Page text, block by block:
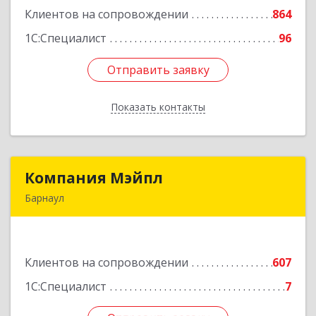
Клиентов на сопровождении
864
1С:Специалист
96
Отправить заявку
Показать контакты
Подробнее
Отправить заявку
Назад
Компания Мэйпл
Барнаул
Клиентов на сопровождении
607
1С:Специалист
7
Компания Мэйпл
Подробнее